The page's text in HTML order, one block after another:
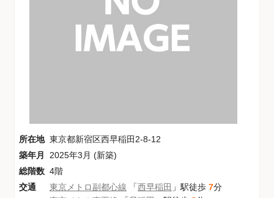
所在地 東京都新宿区西早稲田2-8-12
築年月
2025年3月 (新築)
総階数 4階
交通
東京メトロ副都心線 「西早稲田 」駅徒歩 7分